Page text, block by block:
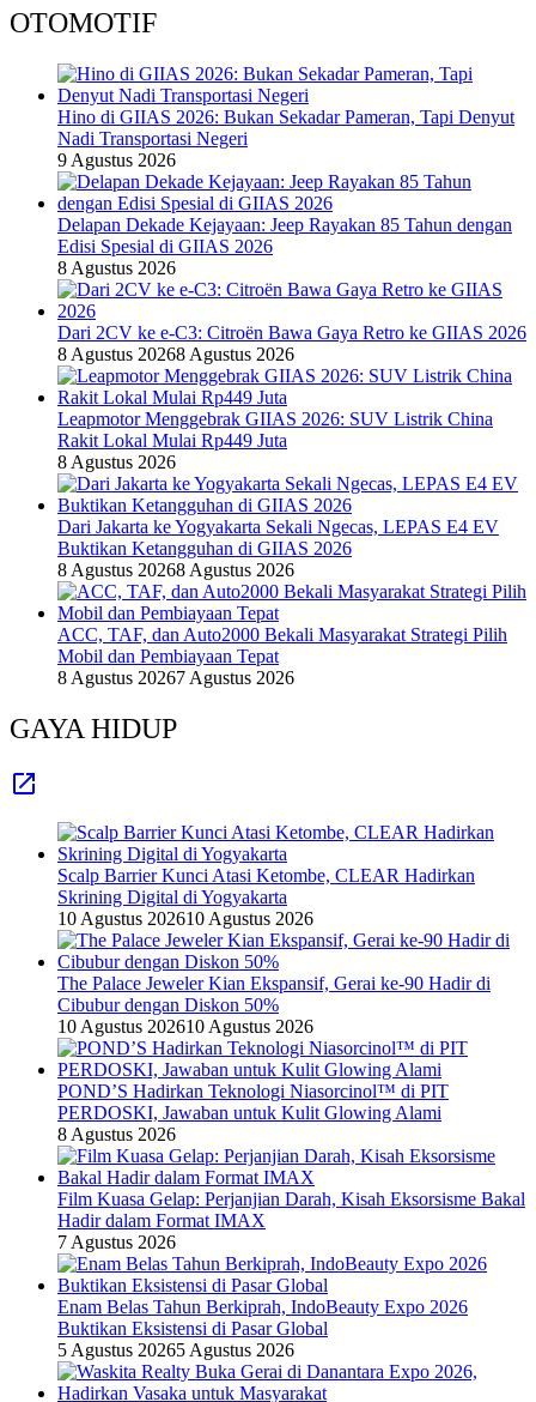
OTOMOTIF
Hino di GIIAS 2026: Bukan Sekadar Pameran, Tapi Denyut
Nadi Transportasi Negeri
9 Agustus 2026
Delapan Dekade Kejayaan: Jeep Rayakan 85 Tahun dengan
Edisi Spesial di GIIAS 2026
8 Agustus 2026
Dari 2CV ke e-C3: Citroën Bawa Gaya Retro ke GIIAS 2026
8 Agustus 20268 Agustus 2026
Leapmotor Menggebrak GIIAS 2026: SUV Listrik China
Rakit Lokal Mulai Rp449 Juta
8 Agustus 2026
Dari Jakarta ke Yogyakarta Sekali Ngecas, LEPAS E4 EV
Buktikan Ketangguhan di GIIAS 2026
8 Agustus 20268 Agustus 2026
ACC, TAF, dan Auto2000 Bekali Masyarakat Strategi Pilih
Mobil dan Pembiayaan Tepat
8 Agustus 20267 Agustus 2026
GAYA HIDUP
Scalp Barrier Kunci Atasi Ketombe, CLEAR Hadirkan
Skrining Digital di Yogyakarta
10 Agustus 202610 Agustus 2026
The Palace Jeweler Kian Ekspansif, Gerai ke-90 Hadir di
Cibubur dengan Diskon 50%
10 Agustus 202610 Agustus 2026
POND’S Hadirkan Teknologi Niasorcinol™ di PIT
PERDOSKI, Jawaban untuk Kulit Glowing Alami
8 Agustus 2026
Film Kuasa Gelap: Perjanjian Darah, Kisah Eksorsisme Bakal
Hadir dalam Format IMAX
7 Agustus 2026
Enam Belas Tahun Berkiprah, IndoBeauty Expo 2026
Buktikan Eksistensi di Pasar Global
5 Agustus 20265 Agustus 2026